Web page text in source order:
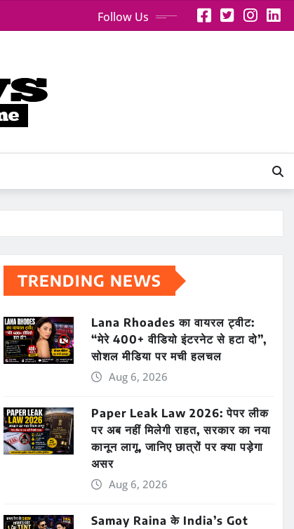
Follow Us
TRENDING NEWS
Lana Rhoades का वायरल ट्वीट:
“मेरे 400+ वीडियो इंटरनेट से हटा दो”,
सोशल मीडिया पर मची हलचल
Aug 6, 2026
Paper Leak Law 2026: पेपर लीक
पर अब नहीं मिलेगी राहत, सरकार का नया
कानून लागू, जानिए छात्रों पर क्या पड़ेगा
असर
Aug 6, 2026
Samay Raina के India’s Got